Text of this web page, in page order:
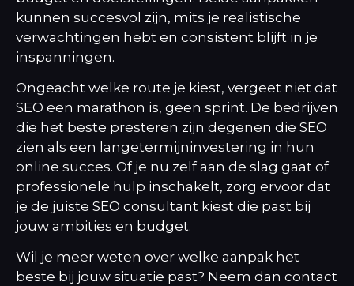
kunnen succesvol zijn, mits je realistische
verwachtingen hebt en consistent blijft in je
inspanningen.
Ongeacht welke route je kiest, vergeet niet dat
SEO een marathon is, geen sprint. De bedrijven
die het beste presteren zijn degenen die SEO
zien als een langetermijninvestering in hun
online succes. Of je nu zelf aan de slag gaat of
professionele hulp inschakelt, zorg ervoor dat
je de juiste SEO consultant kiest die past bij
jouw ambities en budget.
Wil je meer weten over welke aanpak het
beste bij jouw situatie past? Neem dan contact